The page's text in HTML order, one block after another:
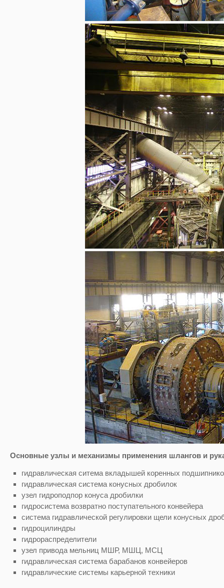
Основные узлы и механизмы применения шлангов и
гидравлическая ситема вкладышей коренных
гидравлическая система конусных дробилок
узел гидроподпор конуса дробилки
гидросистема возвратно поступательного конвейера
система гидравлической регулировки щели конусных
гидроцилиндры
гидрораспределители
узел привода мельниц МШР, МШЦ, МСЦ
гидравлическая система барабанов конвейеров
гидравлические системы карьерной техники